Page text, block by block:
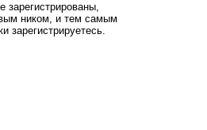
ником, и тем самым
зарегистрируетесь.